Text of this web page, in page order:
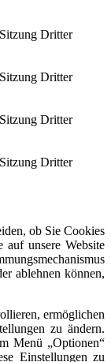
Sitzung Dritter
Sitzung Dritter
Sitzung Dritter
Sitzung Dritter
ob Sie Cookies
auf unsere Website
ablehnen können,
ermöglichen
zu ändern.
Menü „Optionen“
Einstellungen zu